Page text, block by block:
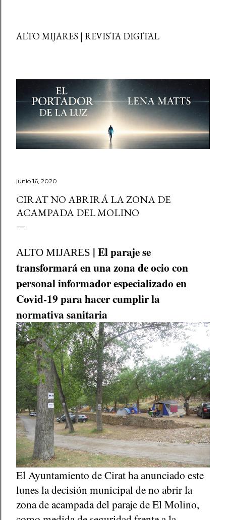
ALTO MIJARES | REVISTA DIGITAL
junio 16, 2020
CIRAT NO ABRIRÁ LA ZONA DE
ACAMPADA DEL MOLINO
ALTO MIJARES | El paraje se
transformará en una zona de ocio con
personal informador especializado en
Covid-19 para hacer cumplir la
normativa sanitaria
El Ayuntamiento de Cirat ha anunciado este
lunes la decisión municipal de no abrir la
zona de acampada del paraje de El Molino,